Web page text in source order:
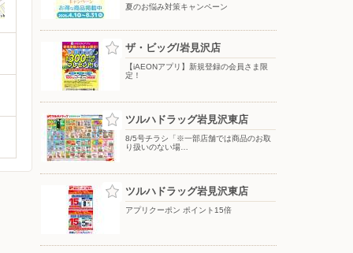
夏のお悩み対策キャンペーン
ザ・ビッグ/岩見沢店
【iAEONアプリ】新規登録の会員さま限
定！
ツルハドラッグ岩見沢東店
8/5号チラシ「※一部店舗では商品のお取
り扱いのない場…
ツルハドラッグ岩見沢東店
アプリクーポン ポイント15倍